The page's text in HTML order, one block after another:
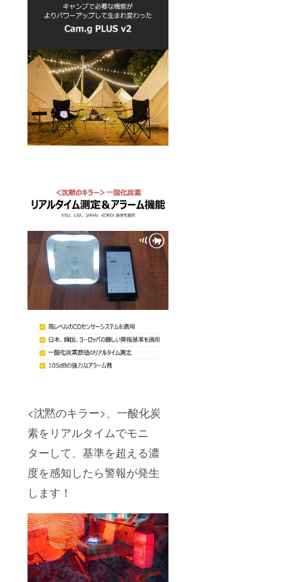
<沈黙のキラー>、一酸化炭
素をリアルタイムでモニ
ターして、基準を超える濃
度を感知したら警報が発生
します！